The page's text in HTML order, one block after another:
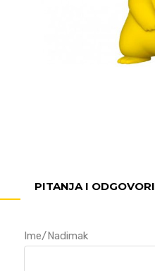
PITANJA I ODGOVORI
Ime/Nadimak